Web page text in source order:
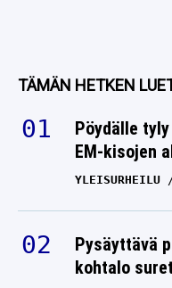
TÄMÄN HETKEN
Pöydälle
EM-kisojen
YLEISURHEILU
Pysäyttävä
kohtalo